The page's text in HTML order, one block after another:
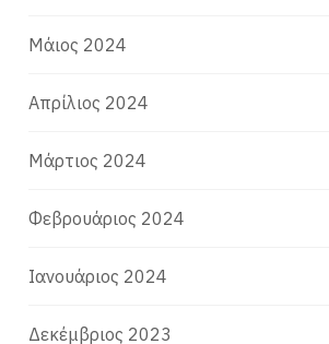
Μάιος 2024
Απρίλιος 2024
Μάρτιος 2024
Φεβρουάριος 2024
Ιανουάριος 2024
Δεκέμβριος 2023